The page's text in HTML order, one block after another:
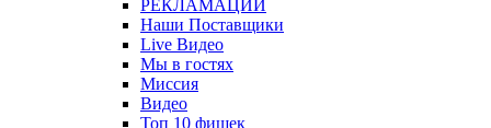
РЕКЛАМАЦИИ
Наши Поставщики
Live Видео
Мы в гостях
Миссия
Видео
Топ 10 фишек